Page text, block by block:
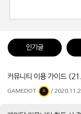
인기글
커뮤니티 이용 가이드
GAMEDOT A /